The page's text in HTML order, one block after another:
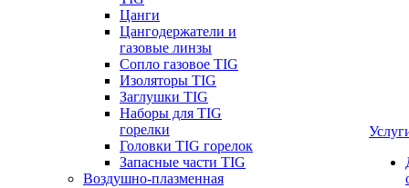
Цанги
Цангодержатели и
газовые линзы
Сопло газовое TIG
Изоляторы TIG
Заглушки TIG
Наборы для TIG
горелки
Головки TIG горелок
Запасные части TIG
Воздушно-плазменная